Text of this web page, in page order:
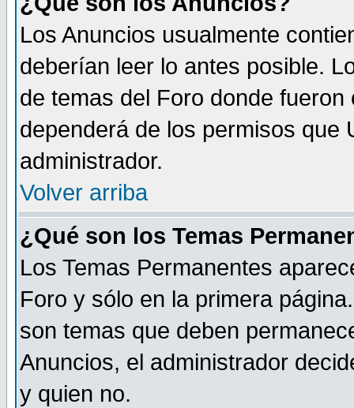
Los Anuncios usualmente
deberían leer lo antes posible.
de temas del Foro donde
dependerá de los permisos que
administrador.
Volver arriba
¿Qué son los Temas
Los Temas Permanentes
Foro y sólo en la primera
son temas que deben
Anuncios, el administrador
y quien no.